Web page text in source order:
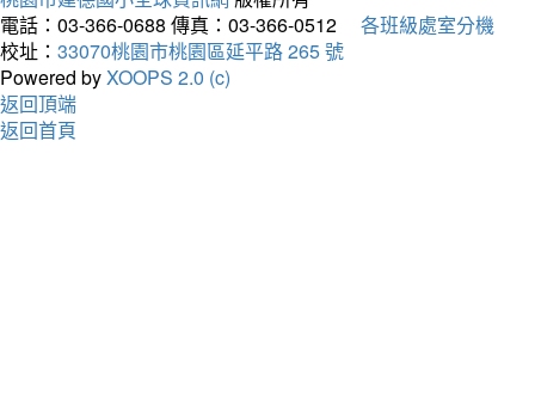
電話：03-366-0688 傳真：03-366-0512
各班級處室分機
校址： 33070桃園市桃園區延平路 265 號
Powered byXOOPS 2.0 (c)
返回頂端
返回首頁